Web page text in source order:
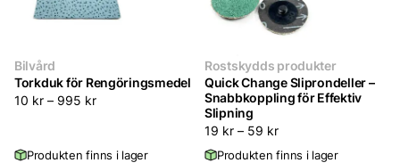
Bilvård
Torkduk för Rengöringsmedel
10 kr – 995 kr
Produkten finns i lager
Rostskydds produkter
Quick Change Sliprondeller –
Snabbkoppling för Effektiv
Slipning
19 kr – 59 kr
Produkten finns i lager